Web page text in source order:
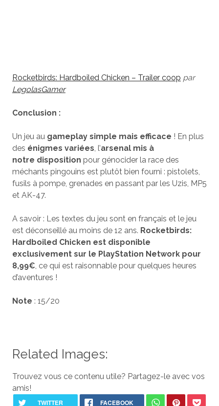
Rocketbirds: Hardboiled Chicken – Trailer coop par
LegolasGamer
Conclusion :
Un jeu au gameplay simple mais efficace ! En plus
des énigmes variées , l’arsenal mis à
notre disposition pour génocider la race des
méchants pingouins est plutôt bien fourni : pistolets,
fusils à pompe, grenades en passant par les Uzis, MP5
et AK-47.
A savoir : Les textes du jeu sont en français et le jeu
est déconseillé au moins de 12 ans. Rocketbirds:
Hardboiled Chicken est disponible
exclusivement sur le PlayStation Network pour
8,99€ , ce qui est raisonnable pour quelques heures
d’aventures !
Note : 15/20
Related Images:
Trouvez vous ce contenu utile? Partagez-le avec vos
amis!